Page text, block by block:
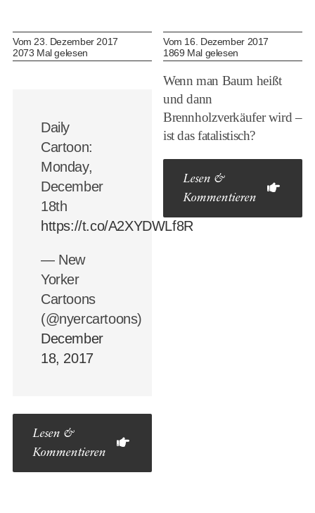
Vom 23. Dezember 2017
2073 Mal gelesen
Daily
Cartoon:
Monday,
December
18th
https://t.co/A2XYDWLf8R
— New
Yorker
Cartoons
(@nyercartoons)
December
18, 2017
Lesen &
Kommentieren
Vom 16. Dezember 2017
1869 Mal gelesen
Wenn man Baum heißt
und dann
Brennholzverkäufer wird –
ist das fatalistisch?
Lesen &
Kommentieren